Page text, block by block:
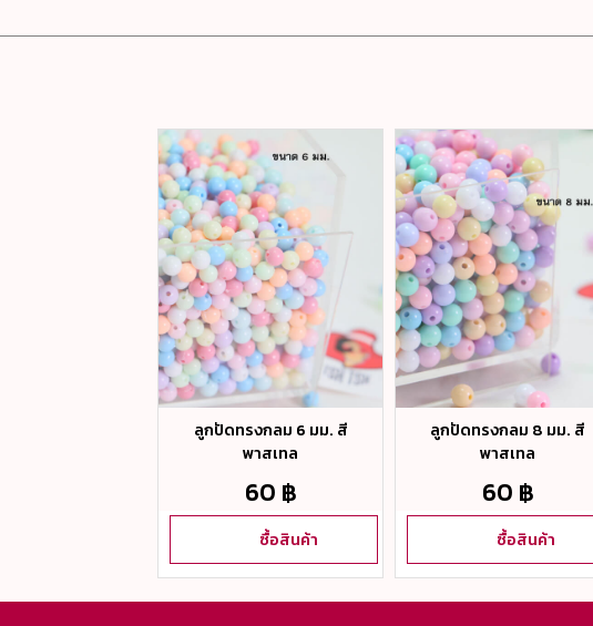
ลูกปัดทรงกลม 6 มม. สี
พาสเทล
60 ฿
ซื้อสินค้า
ลูกปัดทรงกลม 8 มม. สี
พาสเทล
60 ฿
ซื้อสินค้า